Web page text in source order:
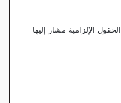
الحقول الإلزامية مشار إليها